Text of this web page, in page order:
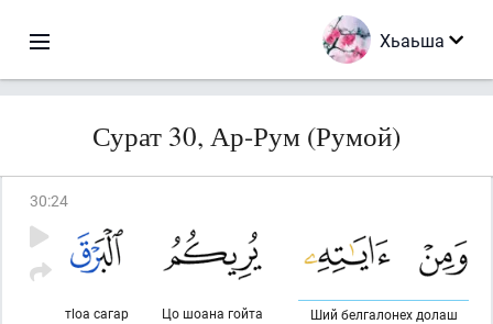
Хьаьша
Сурат 30, Ар-Рум (Румой)
30:24
Ший белгалонех долаш
Цо шоана гойта
тlоа сагар